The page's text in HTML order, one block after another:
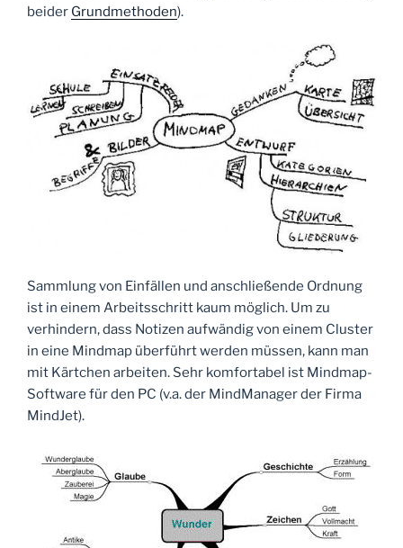
beider Grundmethoden).
Sammlung von Einfällen und anschließende Ordnung
ist in einem Arbeitsschritt kaum möglich. Um zu
verhindern, dass Notizen aufwändig von einem Cluster
in eine Mindmap überführt werden müssen, kann man
mit Kärtchen arbeiten. Sehr komfortabel ist Mindmap-
Software für den PC (v.a. der MindManager der Firma
MindJet).